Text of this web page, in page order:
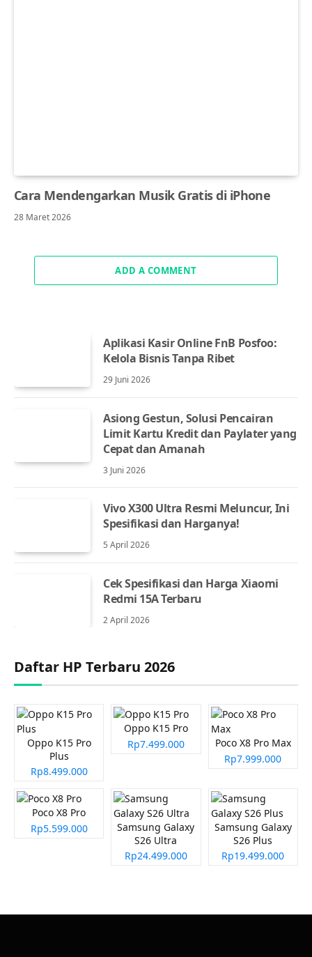
Cara Mendengarkan Musik Gratis di iPhone
28 Maret 2026
ADD A COMMENT
Aplikasi Kasir Online FnB Posfoo:
Kelola Bisnis Tanpa Ribet
29 Juni 2026
Asiong Gestun, Solusi Pencairan
Limit Kartu Kredit dan Paylater yang
Cepat dan Amanah
3 Juni 2026
Vivo X300 Ultra Resmi Meluncur, Ini
Spesifikasi dan Harganya!
5 April 2026
Cek Spesifikasi dan Harga Xiaomi
Redmi 15A Terbaru
2 April 2026
Daftar HP Terbaru 2026
Oppo K15 Pro
Plus
Rp8.499.000
Oppo K15 Pro
Rp7.499.000
Poco X8 Pro Max
Rp7.999.000
Poco X8 Pro
Rp5.599.000
Samsung Galaxy
S26 Ultra
Rp24.499.000
Samsung Galaxy
S26 Plus
Rp19.499.000